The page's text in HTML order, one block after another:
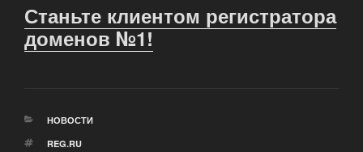
Станьте клиентом регистратора
доменов №1!
РУБРИКИ
НОВОСТИ
МЕТКИ
REG.RU